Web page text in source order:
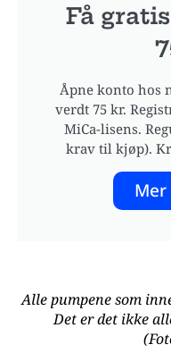
Få
Åpne konto hos
verdt 75 kr.
MiCa-lisens.
krav til kjøp).
Alle pumpene som
Det er det ikke